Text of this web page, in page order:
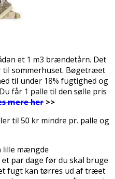
et 1 m3 brændetårn. Det
sommerhuset. Bøgetræet
til under 18% fugtighed og
får 1 palle til den sølle pris
mere her >>
til 50 kr mindre pr. palle og
lille mængde
par dage før du skal bruge
fugt kan tørres ud af træet